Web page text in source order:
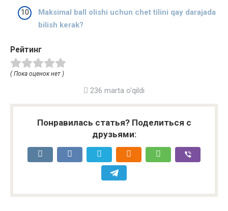
Maksimal ball olishi uchun chet tilini qay darajada
bilish kerak?
Рейтинг
( Пока оценок нет )
236 marta o'qildi
Понравилась статья? Поделиться с
друзьями: